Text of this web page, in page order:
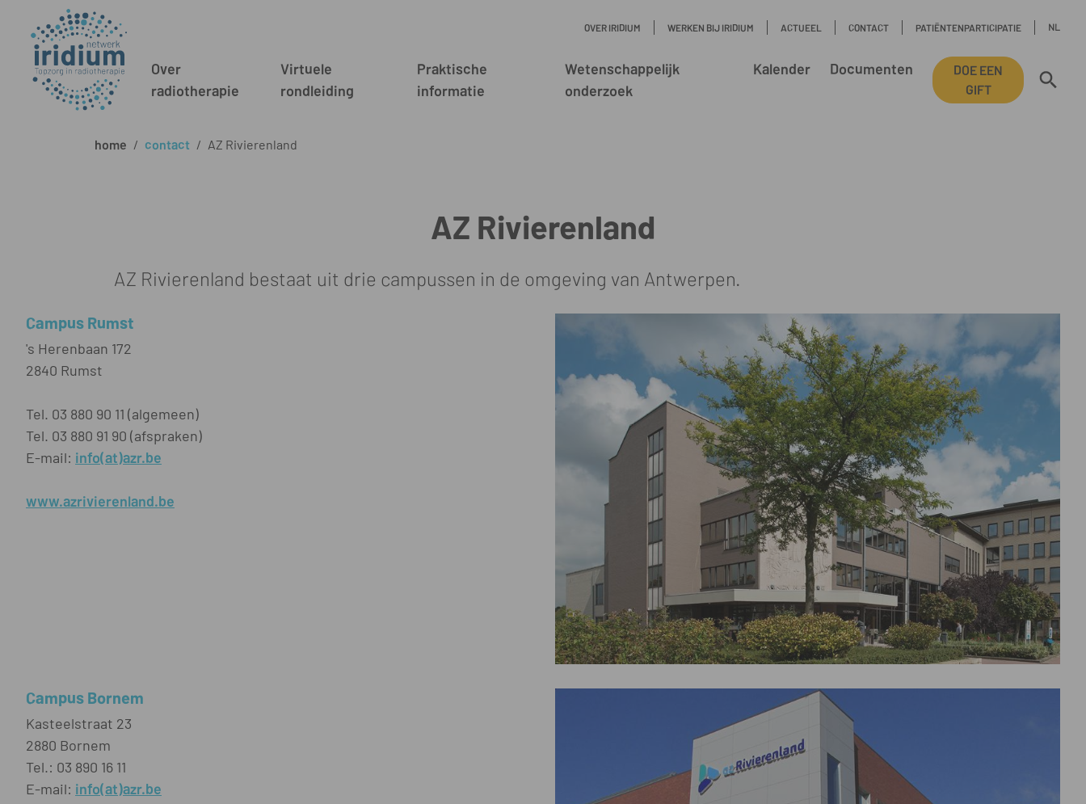
OVER IRIDIUM WERKEN BIJ IRIDIUM ACTUEEL CONTACT PATIËNTENPARTICIPATIE NL
Over
radiotherapie
Virtuele
rondleiding
Praktische
informatie
Wetenschappelijk
onderzoek
Kalender Documenten
DOE EEN
GIFT
home / contact / AZ Rivierenland
AZ Rivierenland
AZ Rivierenland bestaat uit drie campussen in de omgeving van Antwerpen.
Campus Rumst
's Herenbaan 172
2840 Rumst
Tel. 03 880 90 11 (algemeen)
Tel. 03 880 91 90 (afspraken)
E-mail: info(at)azr.be
www.azrivierenland.be
Campus Bornem
Kasteelstraat 23
2880 Bornem
Tel.: 03 890 16 11
E-mail: info(at)azr.be